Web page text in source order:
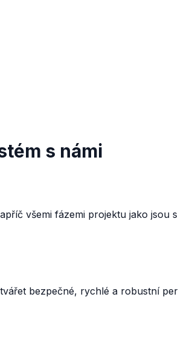
s námi
všemi fázemi projektu jako
bezpečné, rychlé a robustní